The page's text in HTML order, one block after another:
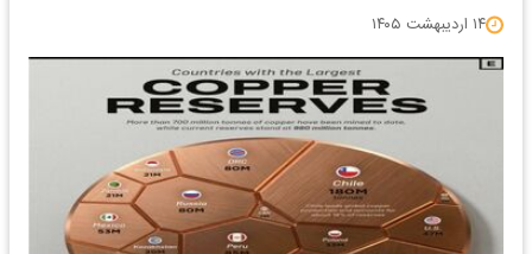
۱۴ اردیبهشت ۱۴۰۵